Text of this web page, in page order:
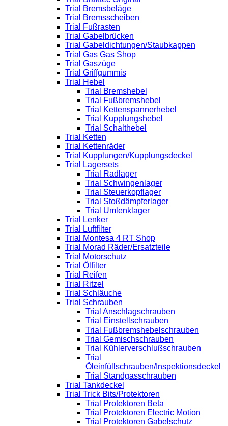
Trial Bremsbeläge
Trial Bremsscheiben
Trial Fußrasten
Trial Gabelbrücken
Trial Gabeldichtungen/Staubkappen
Trial Gas Gas Shop
Trial Gaszüge
Trial Griffgummis
Trial Hebel
Trial Bremshebel
Trial Fußbremshebel
Trial Kettenspannerhebel
Trial Kupplungshebel
Trial Schalthebel
Trial Ketten
Trial Kettenräder
Trial Kupplungen/Kupplungsdeckel
Trial Lagersets
Trial Radlager
Trial Schwingenlager
Trial Steuerkopflager
Trial Stoßdämpferlager
Trial Umlenklager
Trial Lenker
Trial Luftfilter
Trial Montesa 4 RT Shop
Trial Morad Räder/Ersatzteile
Trial Motorschutz
Trial Ölfilter
Trial Reifen
Trial Ritzel
Trial Schläuche
Trial Schrauben
Trial Anschlagschrauben
Trial Einstellschrauben
Trial Fußbremshebelschrauben
Trial Gemischschrauben
Trial Kühlerverschlußschrauben
Trial
Öleinfüllschrauben/Inspektionsdeckel
Trial Standgasschrauben
Trial Tankdeckel
Trial Trick Bits/Protektoren
Trial Protektoren Beta
Trial Protektoren Electric Motion
Trial Protektoren Gabelschutz